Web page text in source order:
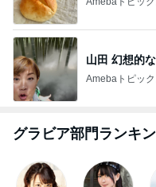
山田 幻想的
Amebaトピック
グラビア部門ランキ